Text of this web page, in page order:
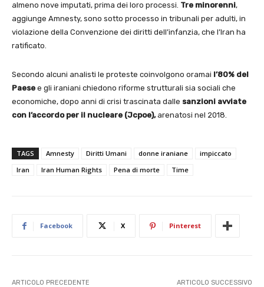
almeno nove imputati, prima dei loro processi. Tre minorenni,
aggiunge Amnesty, sono sotto processo in tribunali per adulti, in
violazione della Convenzione dei diritti dell’infanzia, che l’Iran ha
ratificato.
Secondo alcuni analisti le proteste coinvolgono oramai l’80% del
Paese e gli iraniani chiedono riforme strutturali sia sociali che
economiche, dopo anni di crisi trascinata dalle sanzioni avviate
con l’accordo per il nucleare (Jcpoe),arenatosi nel 2018.
TAGS Amnesty Diritti Umani donne iraniane
impiccato
Iran
Iran Human Rights Pena di morte Time
Facebook X Pinterest
ARTICOLO PRECEDENTE ARTICOLO SUCCESSIVO